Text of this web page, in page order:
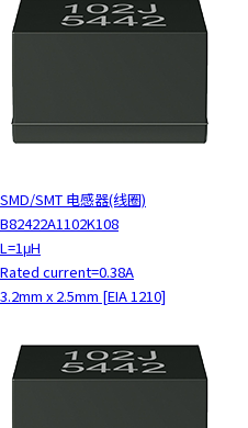
SMD/SMT 电感器(线圈)
B82422A1102K108
L=1μH
Rated current=0.38A
3.2mm x 2.5mm [EIA 1210]